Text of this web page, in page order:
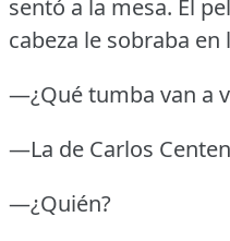
sentó a la mesa. El
cabeza le sobraba en
—¿Qué tumba van a
—La de Carlos
—¿Quién?